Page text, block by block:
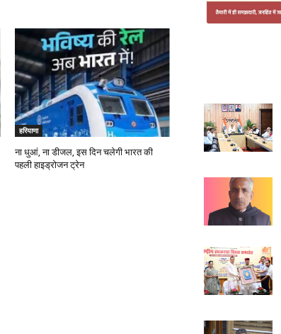
हरियाणा
ना धुआं, ना डीजल, इस दिन चलेगी भारत की
पहली हाइड्रोजन ट्रेन